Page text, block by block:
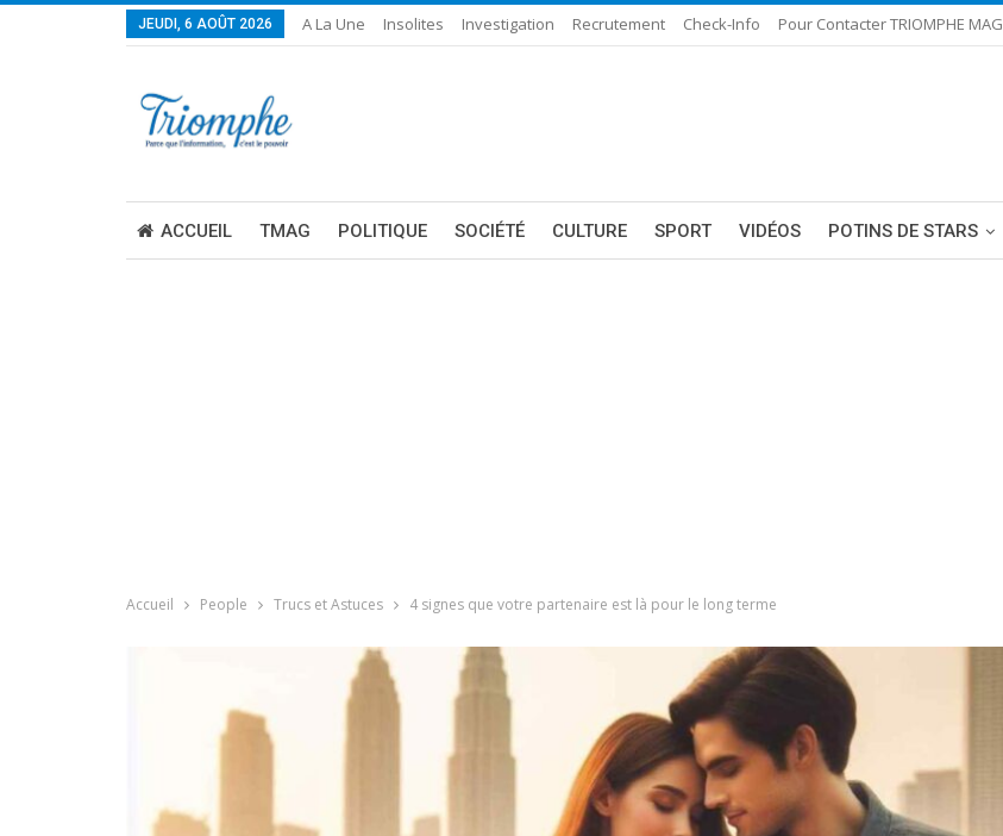
JEUDI, 6 AOÛT 2026 A La Une Insolites Investigation Recrutement Check-Info Pour Contacter TRIOMPHE MAG
ACCUEIL TMAG POLITIQUE SOCIÉTÉ CULTURE SPORT VIDÉOS POTINS DE STARS
Accueil People Trucs et Astuces 4 signes que votre partenaire est là pour le long terme